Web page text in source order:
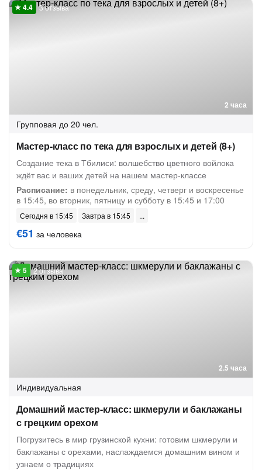
2 часа
3 отзыва
Групповая до 20 чел.
Мастер-класс по тека для взрослых и детей (8+)
Создание тека в Тбилиси: волшебство цветного войлока
ждёт вас и ваших детей на нашем мастер-классе
Расписание: в понедельник, среду, четверг и воскресенье
в 15:45, во вторник, пятницу и субботу в 15:45 и 17:00
Сегодня в 15:45 Завтра в 15:45
€51 за человека
2.5 часа
2 отзыва
Индивидуальная
Домашний мастер-класс: шкмерули и баклажаны
с грецким орехом
Погрузитесь в мир грузинской кухни: готовим шкмерули и
баклажаны с орехами, наслаждаемся домашним вином и
узнаем о традициях